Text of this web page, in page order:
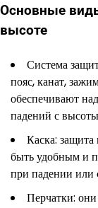
Основные
высоте
Система
пояс, канат,
обеспечивают
падений с
Каска:
быть удобным и
при падении или
Перчатки: